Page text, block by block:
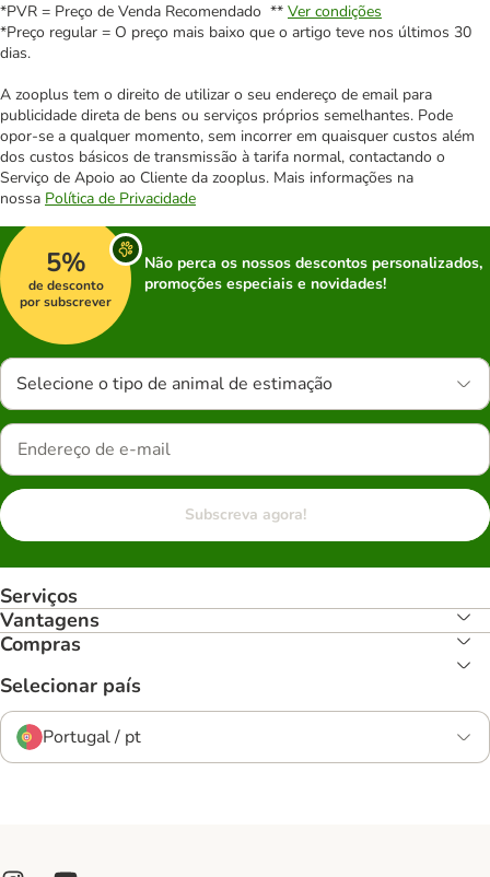
*PVR = Preço de Venda Recomendado ** Ver condições
*Preço regular = O preço mais baixo que o artigo teve nos últimos 30
dias.
A zooplus tem o direito de utilizar o seu endereço de email para
publicidade direta de bens ou serviços próprios semelhantes. Pode
opor-se a qualquer momento, sem incorrer em quaisquer custos além
dos custos básicos de transmissão à tarifa normal, contactando o
Serviço de Apoio ao Cliente da zooplus. Mais informações na
nossa Política de Privacidade
5%
de desconto
por subscrever
Não perca os nossos descontos personalizados,
promoções especiais e novidades!
Selecione o tipo de animal de estimação
Subscreva agora!
Serviços
Vantagens
Compras
Selecionar país
Portugal / pt